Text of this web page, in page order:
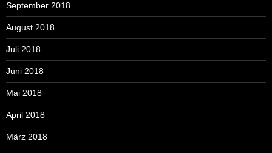
September 2018
August 2018
Juli 2018
Juni 2018
Mai 2018
April 2018
März 2018